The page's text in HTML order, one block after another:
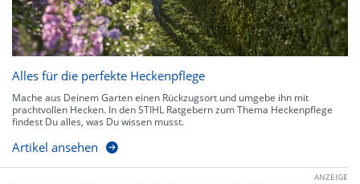
Alles für die perfekte Heckenpflege
Mache aus Deinem Garten einen Rückzugsort und umgebe ihn mit
prachtvollen Hecken. In den STIHL Ratgebern zum Thema Heckenpflege
findest Du alles, was Du wissen musst.
Artikel ansehen
ANZEIGE